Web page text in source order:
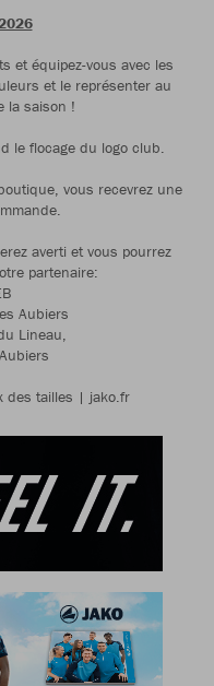
et équipez-vous avec les
et le représenter au
la saison !
le flocage du logo club.
vous recevrez une
averti et vous pourrez
partenaire:
Aubiers
Lineau,
des tailles | jako.fr